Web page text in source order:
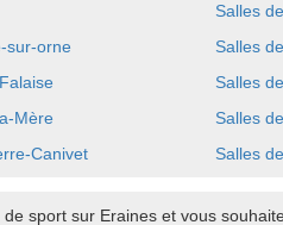
Salles
sur-orne
Salles
Salles
Mère
Salles
Canivet
Salles
sport sur Eraines et vous